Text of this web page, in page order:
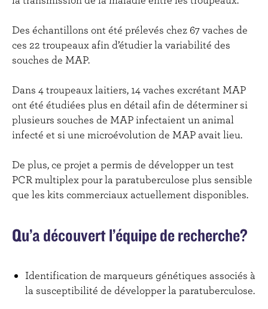
Des échantillons ont été prélevés chez 67 vaches de
ces 22 troupeaux afin d’étudier la variabilité des
souches de MAP.
Dans 4 troupeaux laitiers, 14 vaches excrétant MAP
ont été étudiées plus en détail afin de déterminer si
plusieurs souches de MAP infectaient un animal
infecté et si une microévolution de MAP avait lieu.
De plus, ce projet a permis de développer un test
PCR multiplex pour la paratuberculose plus sensible
que les kits commerciaux actuellement disponibles.
Qu’a découvert l’équipe de recherche?
Identification de marqueurs génétiques associés à
la susceptibilité de développer la paratuberculose.